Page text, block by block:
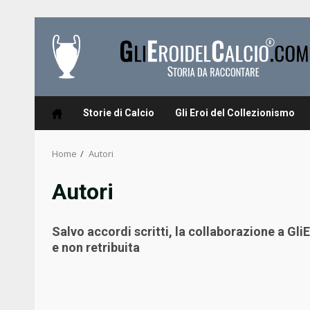
content
Storie di Calcio Gli Eroi del Collezionismo
Home Autori
Autori
Salvo accordi scritti, la collaborazione a
e non retribuita